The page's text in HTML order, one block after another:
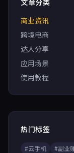
文章分类
商业资讯
跨境电商
达人分享
应用场景
使用教程
热门标签
#云手机 #副业